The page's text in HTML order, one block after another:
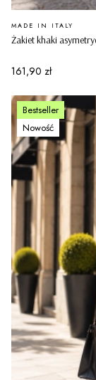
Żakiet khaki
PRODUCENT
MADE IN ITALY
Cena
161,90 zł
Bestseller
Nowość